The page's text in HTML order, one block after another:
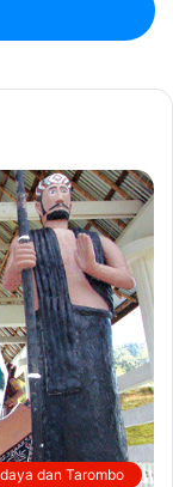
dan Tarombo